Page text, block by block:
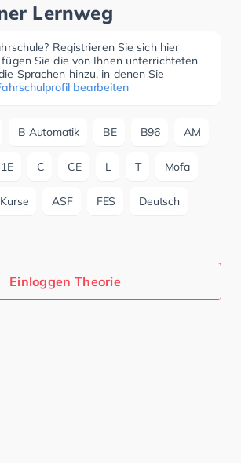
Lernweg
Registrieren Sie sich hier
Sie die von Ihnen unterrichteten
Sprachen hinzu, in denen Sie
bearbeiten
B Automatik BE B96 AM
C CE L T Mofa
ASF FES Deutsch
Einloggen Theorie